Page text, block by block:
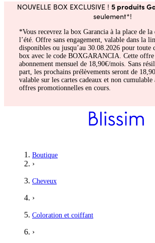
NOUVELLE BOX EXCLUSIVE ! 5 produits
seulement*!
*Vous recevrez la box Garancia à la place de
l’été. Offre sans engagement, valable dans la
disponibles ou jusqu’au 30.08.2026 pour toute
box avec le code BOXGARANCIA. Cette offre
abonnement mensuel de 18,90€/mois. Sans
part, les prochains prélèvements seront de
valable sur les cartes cadeaux et non cumulable
offres promotionnelles en cours.
Boutique
›
Cheveux
›
Coloration et coiffant
›